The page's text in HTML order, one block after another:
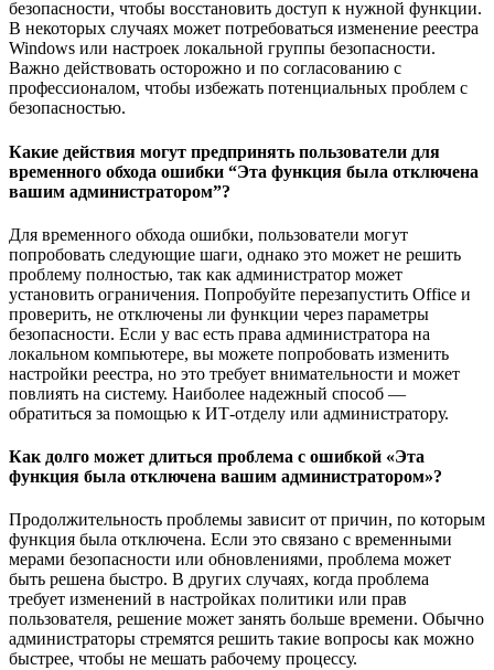
безопасности, чтобы восстановить доступ к нужной функции.
В некоторых случаях может потребоваться изменение реестра
Windows или настроек локальной группы безопасности.
Важно действовать осторожно и по согласованию с
профессионалом, чтобы избежать потенциальных проблем с
безопасностью.
Какие действия могут предпринять пользователи для
временного обхода ошибки “Эта функция была отключена
вашим администратором”?
Для временного обхода ошибки, пользователи могут
попробовать следующие шаги, однако это может не решить
проблему полностью, так как администратор может
установить ограничения. Попробуйте перезапустить Office и
проверить, не отключены ли функции через параметры
безопасности. Если у вас есть права администратора на
локальном компьютере, вы можете попробовать изменить
настройки реестра, но это требует внимательности и может
повлиять на систему. Наиболее надежный способ —
обратиться за помощью к ИТ-отделу или администратору.
Как долго может длиться проблема с ошибкой «Эта
функция была отключена вашим администратором»?
Продолжительность проблемы зависит от причин, по которым
функция была отключена. Если это связано с временными
мерами безопасности или обновлениями, проблема может
быть решена быстро. В других случаях, когда проблема
требует изменений в настройках политики или прав
пользователя, решение может занять больше времени. Обычно
администраторы стремятся решить такие вопросы как можно
быстрее, чтобы не мешать рабочему процессу.